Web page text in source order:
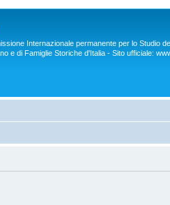
Internazionale permanente per lo Studio
e di Famiglie Storiche d'Italia - Sito ufficiale: